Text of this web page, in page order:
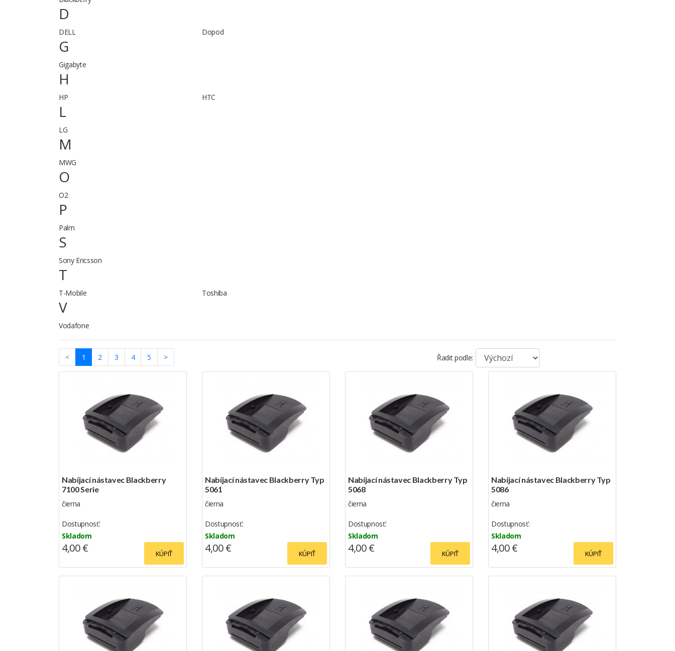
D
DELL Dopod
G
Gigabyte
H
HP HTC
L
LG
M
MWG
O
O2
P
Palm
S
Sony Ericsson
T
T-Mobile Toshiba
V
Vodafone
< 1 (current)
2 3 4 5 > Řadit podle:
Nabíjací nástavec Blackberry
7100 Serie
čierna
Dostupnosť:
Skladom
KÚPIŤ
4,00 €
Nabíjací nástavec Blackberry Typ
5061
čierna
Dostupnosť:
Skladom
KÚPIŤ
4,00 €
Nabíjací nástavec Blackberry Typ
5068
čierna
Dostupnosť:
Skladom
KÚPIŤ
4,00 €
Nabíjací nástavec Blackberry Typ
5086
čierna
Dostupnosť:
Skladom
KÚPIŤ
4,00 €